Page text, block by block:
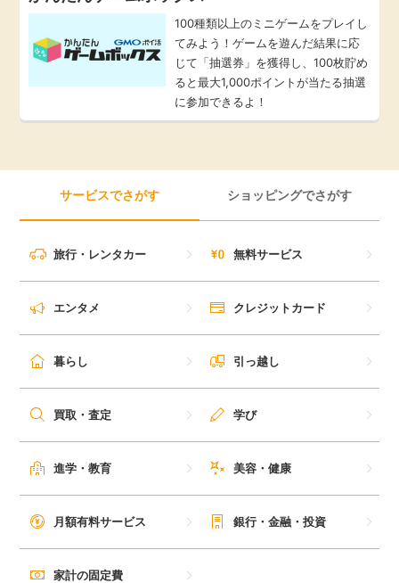
100種類以上のミニゲームをプレイし
てみよう！ゲームを遊んだ結果に応
じて「抽選券」を獲得し、100枚貯め
ると最大1,000ポイントが当たる抽選
に参加できるよ！
サービスでさがす ショッピングでさがす
旅行・レンタカー 無料サービス
エンタメ クレジットカード
暮らし 引っ越し
買取・査定 学び
進学・教育 美容・健康
月額有料サービス 銀行・金融・投資
家計の固定費